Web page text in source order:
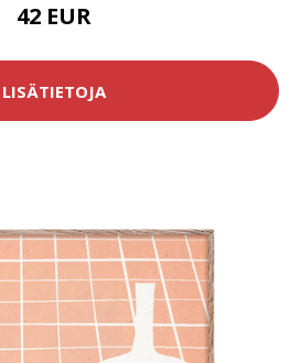
42 EUR
LISÄTIETOJA